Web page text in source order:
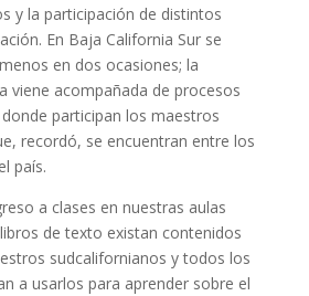
y la participación de distintos
En Baja California Sur se
en dos ocasiones; la
viene acompañada de procesos
participan los maestros
recordó, se encuentran entre los
país.
a clases en nuestras aulas
de texto existan contenidos
sudcalifornianos y todos los
a usarlos para aprender sobre el